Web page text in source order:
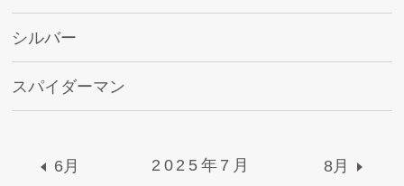
シルバー
スパイダーマン
2025年7月
6月 8月